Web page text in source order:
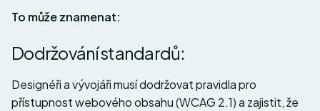
To může znamenat:
Dodržování standardů:
Designéři a vývojáři musí dodržovat pravidla pro
přístupnost webového obsahu (WCAG 2.1) a zajistit, že